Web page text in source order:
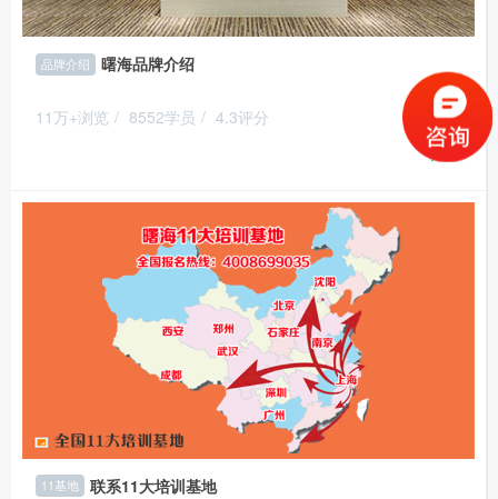
品牌介绍 曙海品牌介绍
11万+浏览 / 8552学员 / 4.3评分
推荐
11基地 联系11大培训基地